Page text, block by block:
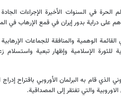
في السنوات الأخيرة الإجراءات
على دراية بدور إيران في قمع الإرهاب في
الوهمية والمنافقة للجماعات
للثورة الإسلامية وإظهار تبعية واستسلام
الذي قام به البرلمان الأوروبي باقتراح
والتي تفتقر إلى المصداقية.